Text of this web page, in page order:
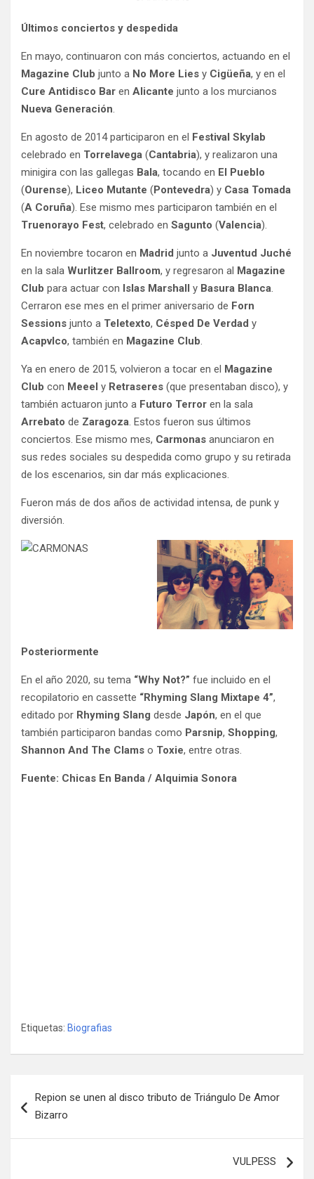
Últimos conciertos y despedida
En mayo, continuaron con más conciertos, actuando en el
Magazine Club junto a No More Lies y Cigüeña, y en el
Cure Antidisco Bar en Alicante junto a los murcianos
Nueva Generación.
En agosto de 2014 participaron en el Festival Skylab
celebrado en Torrelavega (Cantabria), y realizaron una
minigira con las gallegas Bala, tocando en El Pueblo
(Ourense), Liceo Mutante (Pontevedra) y Casa Tomada
(A Coruña). Ese mismo mes participaron también en el
Truenorayo Fest, celebrado en Sagunto (Valencia).
En noviembre tocaron en Madrid junto a Juventud Juché
en la sala Wurlitzer Ballroom, y regresaron al Magazine
Club para actuar con Islas Marshall y Basura Blanca.
Cerraron ese mes en el primer aniversario de Forn
Sessions junto a Teletexto, Césped De Verdad y
Acapvlco, también en Magazine Club.
Ya en enero de 2015, volvieron a tocar en el Magazine
Club con Meeel y Retraseres (que presentaban disco), y
también actuaron junto a Futuro Terror en la sala
Arrebato de Zaragoza. Estos fueron sus últimos
conciertos. Ese mismo mes, Carmonas anunciaron en
sus redes sociales su despedida como grupo y su retirada
de los escenarios, sin dar más explicaciones.
Fueron más de dos años de actividad intensa, de punk y
diversión.
Posteriormente
En el año 2020, su tema “Why Not?” fue incluido en el
recopilatorio en cassette “Rhyming Slang Mixtape 4”,
editado por Rhyming Slang desde Japón, en el que
también participaron bandas como Parsnip, Shopping,
Shannon And The Clams o Toxie, entre otras.
Fuente: Chicas En Banda / Alquimia Sonora
Etiquetas: Biografias
de
Repion se unen al disco tributo de Triángulo De Amor
Bizarro
VULPESS